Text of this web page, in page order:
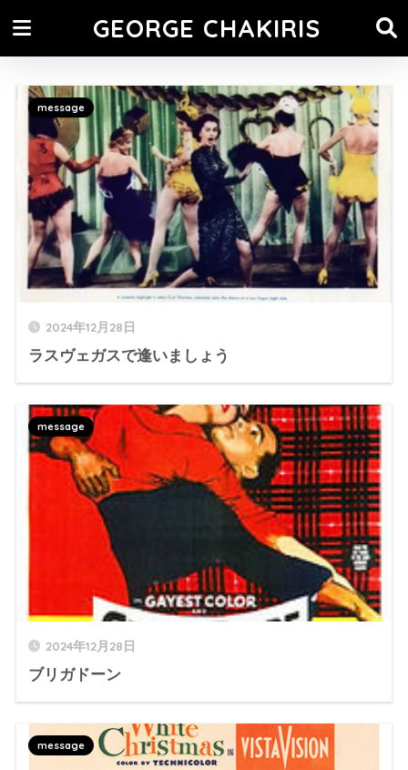
GEORGE CHAKIRIS
2024年12月28日
ラスヴェガスで逢いましょう
message
2024年12月28日
ブリガドーン
message
message